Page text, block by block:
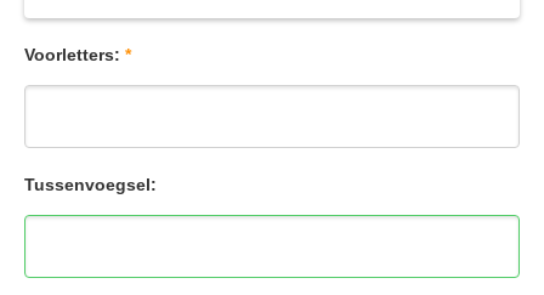
Voorletters: *
Tussenvoegsel: